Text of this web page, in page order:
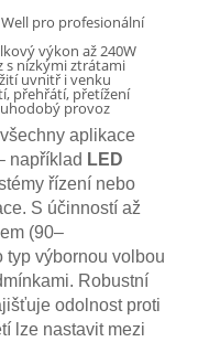
pro profesionální
výkon až 240W
nízkými ztrátami
uvnitř i venku
přehřátí, přetížení
provoz
aplikace
například LED
řízení nebo
S účinností až
(90–
typ výbornou volbou
Robustní
odolnost proti
lze nastavit mezi